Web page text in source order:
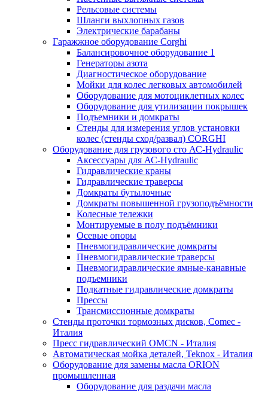
Рельсовые системы
Шланги выхлопных газов
Электрические барабаны
Гаражжное оборудование Corghi
Балансировочное оборудование 1
Генераторы азота
Диагностическое оборудование
Мойки для колес легковых автомобилей
Оборудование для мотоциклетных колес
Оборудование для утилизации покрышек
Подъемники и домкраты
Стенды для измерения углов установки
колес (стенды сход/развал) CORGHI
Оборудование для грузового сто АС-Hydraulic
Аксессуары для АС-Hydraulic
Гидравлические краны
Гидравлические траверсы
Домкраты бутылочные
Домкраты повышенной грузоподъёмности
Колесные тележки
Монтируемые в полу подъёмники
Осевые опоры
Пневмогидравлические домкраты
Пневмогидравлические траверсы
Пневмогидравлические ямные-канавные
подъемники
Подкатные гидравлические домкраты
Прессы
Трансмиссионные домкраты
Стенды проточки тормозных дисков, Comec -
Италия
Пресс гидравлический OMCN - Италия
Автоматическая мойка деталей, Teknox - Италия
Оборудование для замены масла ORION
промышленная
Оборудование для раздачи масла